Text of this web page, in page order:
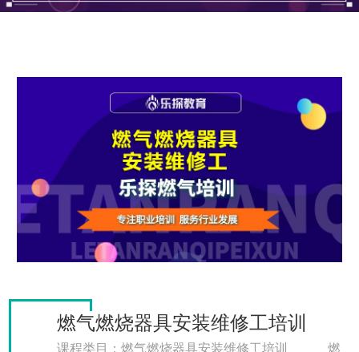
在线课堂
证件查询
考试中心
燃气燃烧器具安装维修工培训
课程类目：燃气燃烧器具安装维修工培训
燃